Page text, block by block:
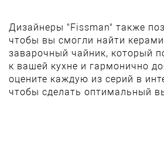
Дизайнеры "Fissman" также
чтобы вы смогли найти
заварочный чайник, который
к вашей кухне и гармонично
оцените каждую из серий в
чтобы сделать оптимальный